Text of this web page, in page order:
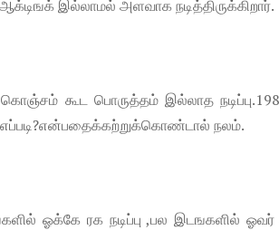
இல்லாமல் அளவாக நடித்திருக்கிறார்.
கூட பொருத்தம் இல்லாத
எப்படி?என்பதைக்கற்றுக்கொண்டால் நலம்.
ஓக்கே ரக நடிப்பு ,பல இடஙகளில் ஓவர்